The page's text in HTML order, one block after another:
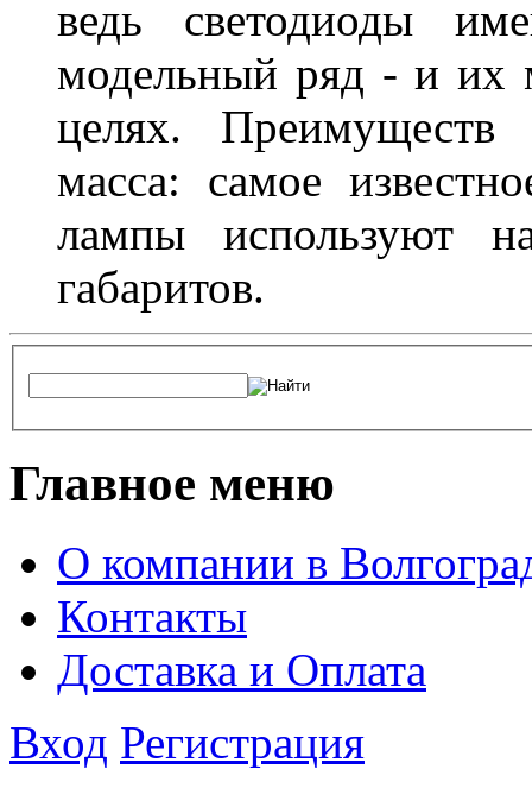
ведь светодиоды
модельный ряд - и их
целях.
масса: самое
лампы используют
габаритов.
Главное меню
О компании в
Контакты
Доставка и Оплата
Вход Регистрация